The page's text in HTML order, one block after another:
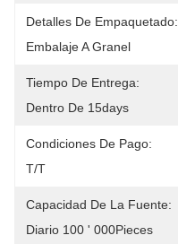
Detalles De Empaquetado:
Embalaje A Granel
Tiempo De Entrega:
Dentro De 15days
Condiciones De Pago:
T/T
Capacidad De La Fuente:
Diario 100 ' 000Pieces